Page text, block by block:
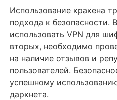
Использование кракена
подхода к безопасности.
использовать VPN для
вторых, необходимо
на наличие отзывов и
пользователей.
успешному
даркнета.